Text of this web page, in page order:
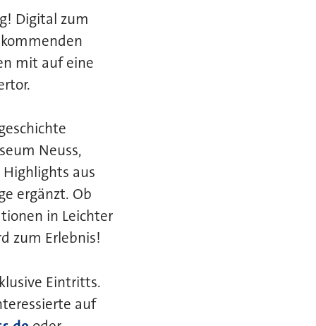
Digital zum
mit auf eine
Neuss,
aus
ergänzt. Ob
in Leichter
zum Erlebnis!
Eintritts.
auf